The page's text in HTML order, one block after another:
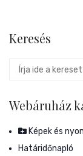
Keresés
Webáruház
Képek és
Határidőnapló